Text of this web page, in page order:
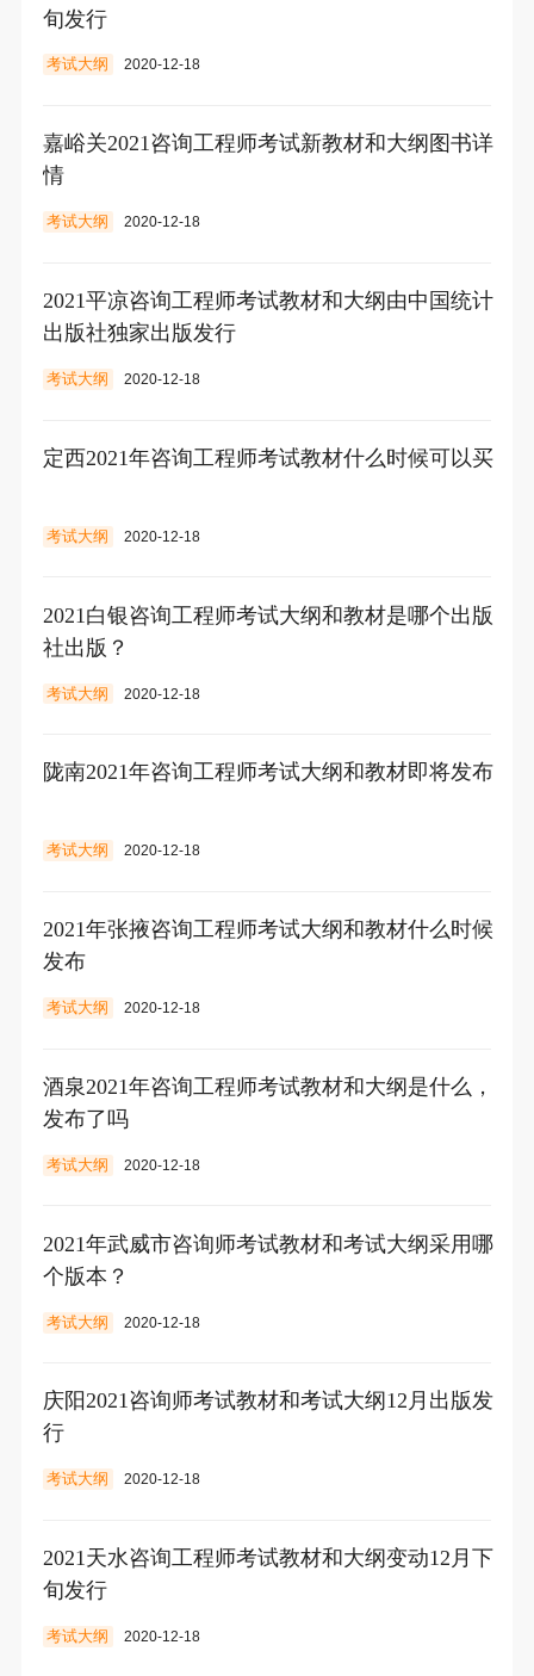
旬发行
考试大纲 2020-12-18
嘉峪关2021咨询工程师考试新教材和大纲图书详
情
考试大纲 2020-12-18
2021平凉咨询工程师考试教材和大纲由中国统计
出版社独家出版发行
考试大纲 2020-12-18
定西2021年咨询工程师考试教材什么时候可以买
考试大纲 2020-12-18
2021白银咨询工程师考试大纲和教材是哪个出版
社出版？
考试大纲 2020-12-18
陇南2021年咨询工程师考试大纲和教材即将发布
考试大纲 2020-12-18
2021年张掖咨询工程师考试大纲和教材什么时候
发布
考试大纲 2020-12-18
酒泉2021年咨询工程师考试教材和大纲是什么，
发布了吗
考试大纲 2020-12-18
2021年武威市咨询师考试教材和考试大纲采用哪
个版本？
考试大纲 2020-12-18
庆阳2021咨询师考试教材和考试大纲12月出版发
行
考试大纲 2020-12-18
2021天水咨询工程师考试教材和大纲变动12月下
旬发行
考试大纲 2020-12-18